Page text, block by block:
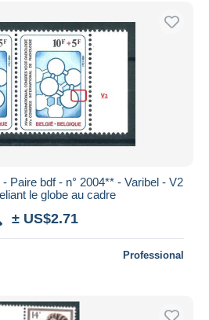
Paire bdf - n° 2004** - Varibel - V2
le globe au cadre
± US$2.71
Professional